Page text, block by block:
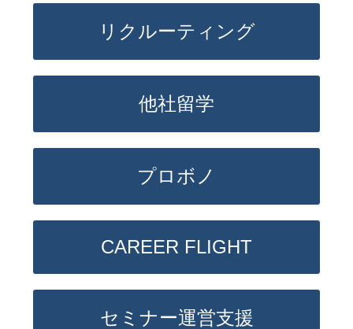
リクルーティング
他社留学
プロボノ
CAREER FLIGHT
セミナー運営⽀援